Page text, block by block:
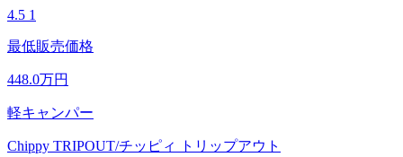
4.5 1
最低販売価格
448.0万円
軽キャンパー
Chippy TRIPOUT/チッピィ トリップアウト